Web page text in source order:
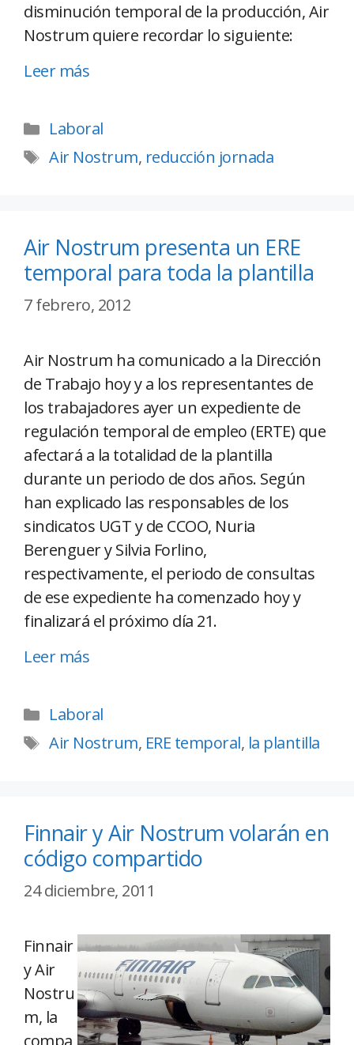
disminución temporal de la producción, Air
Nostrum quiere recordar lo siguiente:
Leer más
Laboral
Air Nostrum, reducción jornada
Air Nostrum presenta un ERE
temporal para toda la plantilla
7 febrero, 2012
Air Nostrum ha comunicado a la Dirección
de Trabajo hoy y a los representantes de
los trabajadores ayer un expediente de
regulación temporal de empleo (ERTE) que
afectará a la totalidad de la plantilla
durante un periodo de dos años. Según
han explicado las responsables de los
sindicatos UGT y de CCOO, Nuria
Berenguer y Silvia Forlino,
respectivamente, el periodo de consultas
de ese expediente ha comenzado hoy y
finalizará el próximo día 21.
Leer más
Laboral
Air Nostrum, ERE temporal, la plantilla
Finnair y Air Nostrum volarán en
código compartido
24 diciembre, 2011
Finnair
y Air
Nostru
m, la
compa